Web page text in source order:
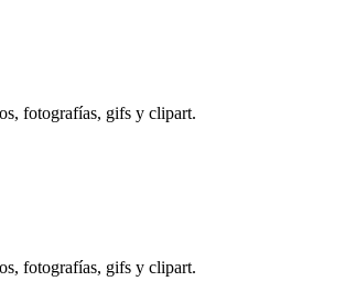
fotografías, gifs y clipart.
fotografías, gifs y clipart.